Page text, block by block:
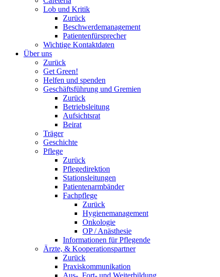
Lob und Kritik
Zurück
Beschwerdemanagement
Patientenfürsprecher
Wichtige Kontaktdaten
Über uns
Zurück
Get Green!
Helfen und spenden
Geschäftsführung und Gremien
Zurück
Betriebsleitung
Aufsichtsrat
Beirat
Träger
Geschichte
Pflege
Zurück
Pflegedirektion
Stationsleitungen
Patientenarmbänder
Fachpflege
Zurück
Hygienemanagement
Onkologie
OP / Anästhesie
Informationen für Pflegende
Ärzte, & Kooperationspartner
Zurück
Praxiskommunikation
Aus-, Fort- und Weiterbildung